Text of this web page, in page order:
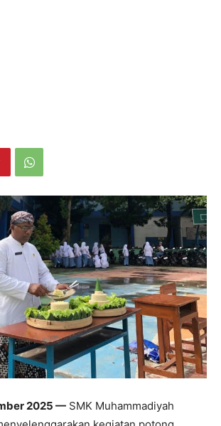
2025 — SMK Muhammadiyah